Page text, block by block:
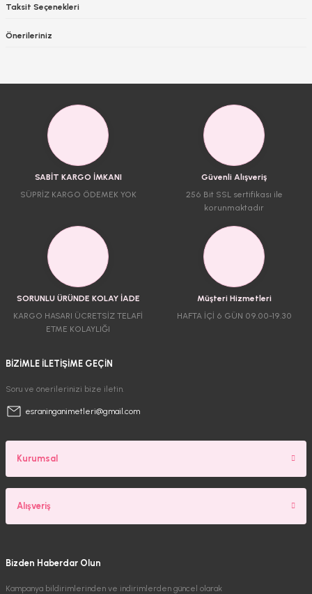
Taksit Seçenekleri
Önerileriniz
SABİT KARGO İMKANI
SÜPRİZ KARGO ÖDEMEK YOK
Güvenli Alışveriş
256 Bit SSL sertifikası ile
korunmaktadır
SORUNLU ÜRÜNDE KOLAY İADE
KARGO HASARI ÜCRETSİZ TELAFİ
ETME KOLAYLIĞI
Müşteri Hizmetleri
HAFTA İÇİ 6 GÜN 09.00-19.30
BİZİMLE İLETİŞİME GEÇİN
Soru ve önerilerinizi bize iletin.
esraninganimetleri@gmail.com
Kurumsal
Alışveriş
Bizden Haberdar Olun
Kampanya bildirimlerinden ve indirimlerden güncel olarak